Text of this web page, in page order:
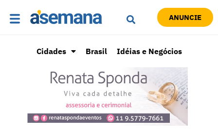
ANUNCIE
Cidades Brasil Idéias e Negócios